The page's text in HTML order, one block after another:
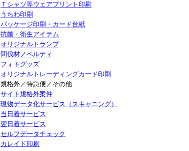
Ｔシャツ等ウェアプリント印刷
うちわ印刷
パッケージ印刷・カード台紙
抗菌・衛生アイテム
オリジナルトランプ
間伐材ノベルティ
フォトグッズ
オリジナルトレーディングカード印刷
規格外／特急便／その他
サイト規格外案件
現物データ化サービス（スキャニング）
当日着サービス
翌日着サービス
セルフデータチェック
カレイド印刷